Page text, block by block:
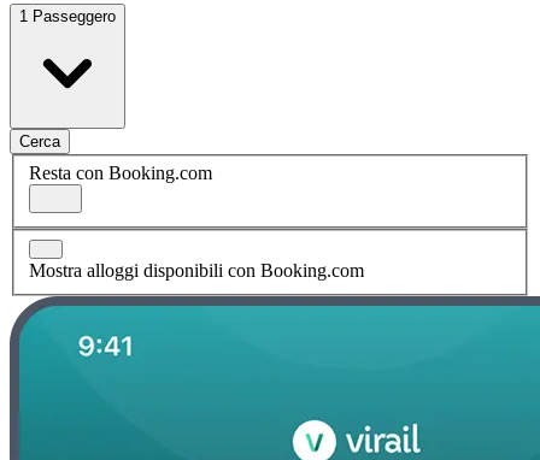
1 Passeggero
Cerca
Resta con Booking.com
Mostra alloggi disponibili con Booking.com